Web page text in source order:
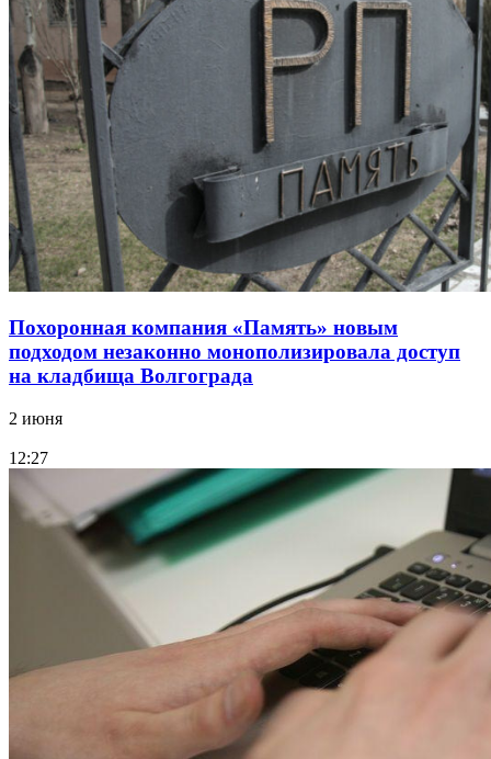
Похоронная компания «Память» новым
подходом незаконно монополизировала доступ
на кладбища Волгограда
2 июня
12:27